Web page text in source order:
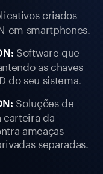
criados
em smartphones.
Software que
as chaves
do seu sistema.
Soluções de
carteira da
ameaças
separadas.